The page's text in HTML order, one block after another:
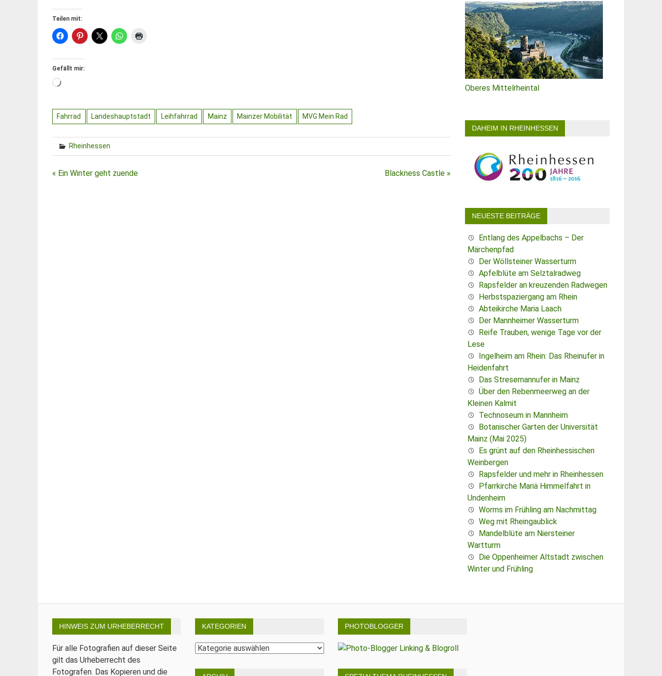
Teilen mit:
Gefällt mir:
Wird
Fahrrad Landeshauptstadt Leihfahrrad Mainz Mainzer Mobilität MVG Mein Rad
Rheinhessen
Beitragsnavigation
« Ein Winter geht zuende Blackness Castle »
Oberes Mittelrheintal
DAHEIM IN RHEINHESSEN
NEUESTE BEITRÄGE
Entlang des Appelbachs – Der
Märchenpfad
Der Wöllsteiner Wasserturm
Apfelblüte am Selztalradweg
Rapsfelder an kreuzenden Radwegen
Herbstspaziergang am Rhein
Abteikirche Maria Laach
Der Mannheimer Wasserturm
Reife Trauben, wenige Tage vor der
Lese
Ingelheim am Rhein: Das Rheinufer in
Heidenfahrt
Das Stresemannufer in Mainz
Über den Rebenmeerweg an der
Kleinen Kalmit
Technoseum in Mannheim
Botanischer Garten der Universität
Mainz (Mai 2025)
Es grünt auf den Rheinhessischen
Weinbergen
Rapsfelder und mehr in Rheinhessen
Pfarrkirche Mariä Himmelfahrt in
Undenheim
Worms im Frühling am Nachmittag
Weg mit Rheingaublick
Mandelblüte am Niersteiner
Wartturm
Die Oppenheimer Altstadt zwischen
Winter und Frühling
HINWEIS ZUM URHEBERRECHT
Für alle Fotografien auf dieser Seite
gilt das Urheberrecht des
Fotografen. Das Kopieren und die
KATEGORIEN
Kategorien
PHOTOBLOGGER